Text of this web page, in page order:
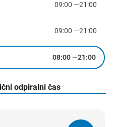
09:00 —21:00
09:00 —21:00
08:00—21:00
odpiralni čas